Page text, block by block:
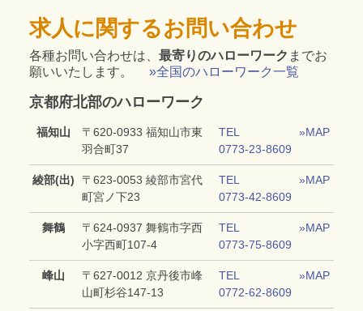
求人に関するお問い合わせ
各種お問い合わせは、 最寄りのハローワーク までお
願いいたします。 »全国のハローワーク一覧
京都府北部のハローワーク
福知山
〒620‐0933 福知山市東
羽合町37
TEL
0773-23-8609
»MAP
綾部(出)
〒623‐0053 綾部市宮代
町宮ノ下23
TEL
0773-42-8609
»MAP
舞鶴
〒624‐0937 舞鶴市字西
小字西町107‐4
TEL
0773-75-8609
»MAP
峰山
〒627‐0012 京丹後市峰
山町杉谷147‐13
TEL
0772-62-8609
»MAP